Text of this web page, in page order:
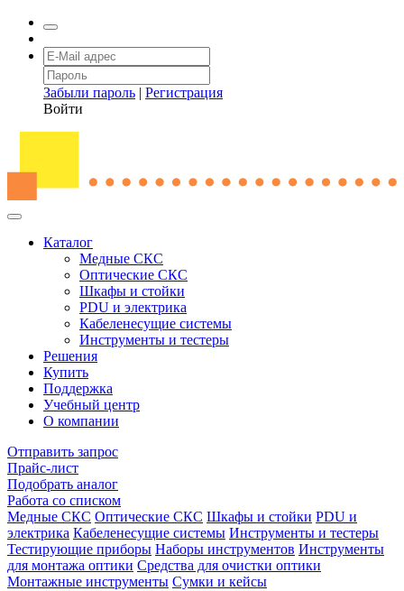
Забыли пароль | Регистрация
Войти
Каталог
Медные СКС
Оптические СКС
Шкафы и стойки
PDU и электрика
Кабеленесущие системы
Инструменты и тестеры
Решения
Купить
Поддержка
Учебный центр
О компании
Отправить запрос
Прайс-лист
Подобрать аналог
Работа со списком
Медные СКС Оптические СКС Шкафы и стойки PDU и
электрика Кабеленесущие системы Инструменты и тестеры
Тестирующие приборы Наборы инструментов Инструменты
для монтажа оптики Средства для очистки оптики
Монтажные инструменты Сумки и кейсы